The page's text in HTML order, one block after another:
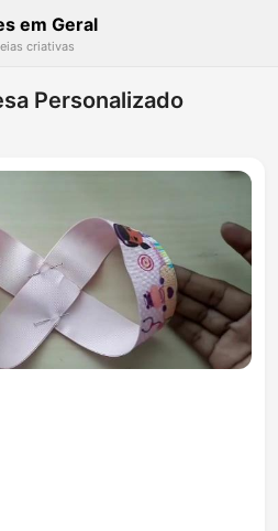
em Geral
criativas
Personalizado